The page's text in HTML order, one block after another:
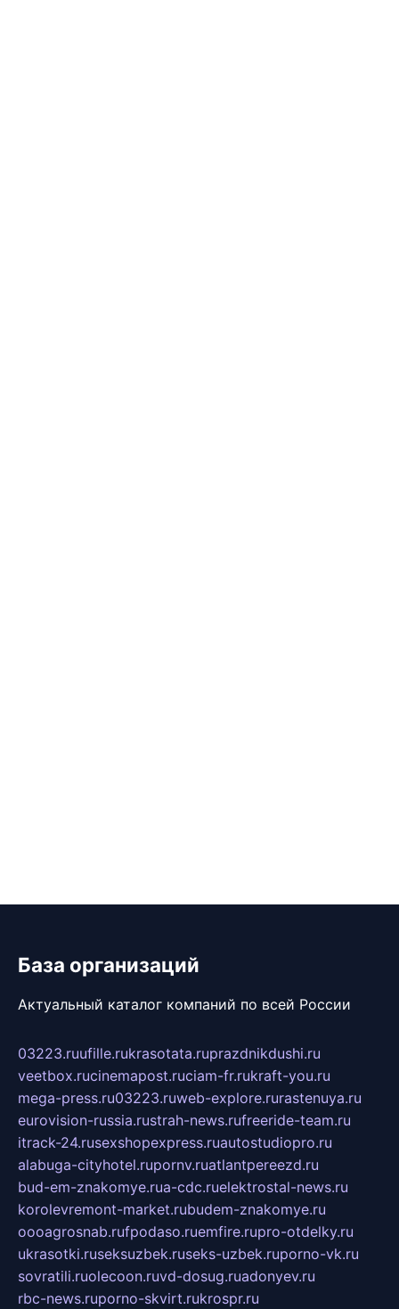
База организаций
Актуальный каталог компаний по всей России
03223.ruufille.rukrasotata.ruprazdnikdushi.ru
veetbox.rucinemapost.ruciam-fr.rukraft-you.ru
mega-press.ru03223.ruweb-explore.rurastenuya.ru
eurovision-russia.rustrah-news.rufreeride-team.ru
itrack-24.rusexshopexpress.ruautostudiopro.ru
alabuga-cityhotel.rupornv.ruatlantpereezd.ru
bud-em-znakomye.rua-cdc.ruelektrostal-news.ru
korolevremont-market.rubudem-znakomye.ru
oooagrosnab.rufpodaso.ruemfire.rupro-otdelky.ru
ukrasotki.ruseksuzbek.ruseks-uzbek.ruporno-vk.ru
sovratili.ruolecoon.ruvd-dosug.ruadonyev.ru
rbc-news.ruporno-skvirt.rukrospr.ru